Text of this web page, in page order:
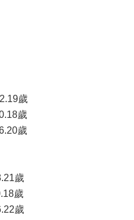
歲
歲
歲
歲
歲
歲